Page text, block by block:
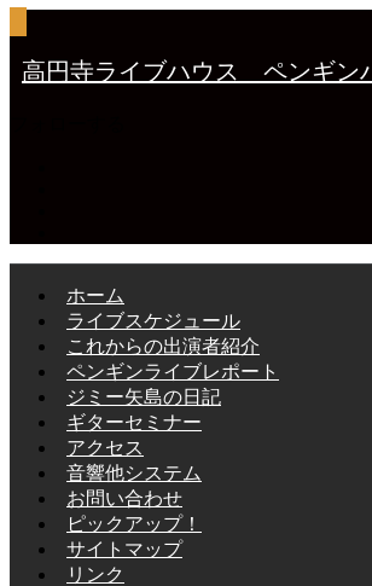
高円寺ライブハウス ペンギン
ホーム
ライブスケジュール
これからの出演者紹介
ペンギンライブレポート
ジミー矢島の日記
ギターセミナー
アクセス
音響他システム
お問い合わせ
ピックアップ！
サイトマップ
リンク